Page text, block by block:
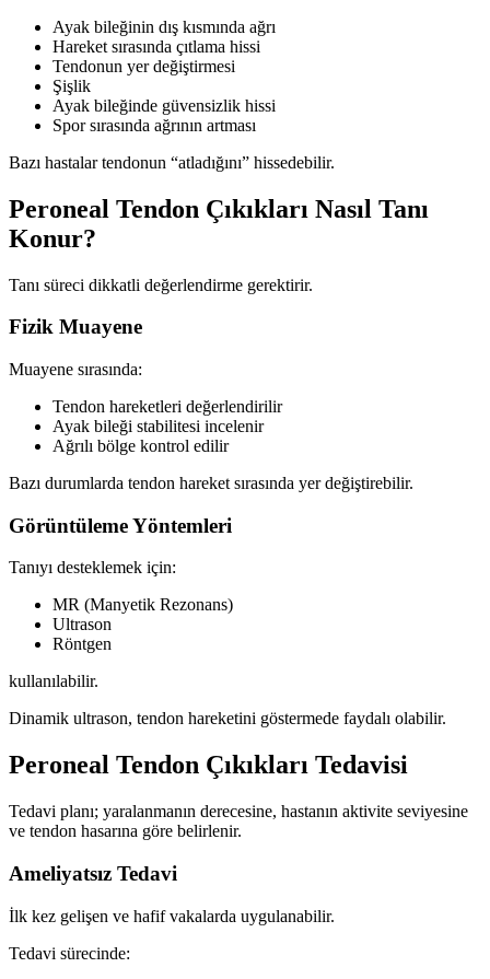
Ayak bileğinin dış kısmında ağrı
Hareket sırasında çıtlama hissi
Tendonun yer değiştirmesi
Şişlik
Ayak bileğinde güvensizlik hissi
Spor sırasında ağrının artması
Bazı hastalar tendonun “atladığını” hissedebilir.
Peroneal Tendon Çıkıkları Nasıl Tanı
Konur?
Tanı süreci dikkatli değerlendirme gerektirir.
Fizik Muayene
Muayene sırasında:
Tendon hareketleri değerlendirilir
Ayak bileği stabilitesi incelenir
Ağrılı bölge kontrol edilir
Bazı durumlarda tendon hareket sırasında yer değiştirebilir.
Görüntüleme Yöntemleri
Tanıyı desteklemek için:
MR (Manyetik Rezonans)
Ultrason
Röntgen
kullanılabilir.
Dinamik ultrason, tendon hareketini göstermede faydalı olabilir.
Peroneal Tendon Çıkıkları Tedavisi
Tedavi planı; yaralanmanın derecesine, hastanın aktivite seviyesine
ve tendon hasarına göre belirlenir.
Ameliyatsız Tedavi
İlk kez gelişen ve hafif vakalarda uygulanabilir.
Tedavi sürecinde: